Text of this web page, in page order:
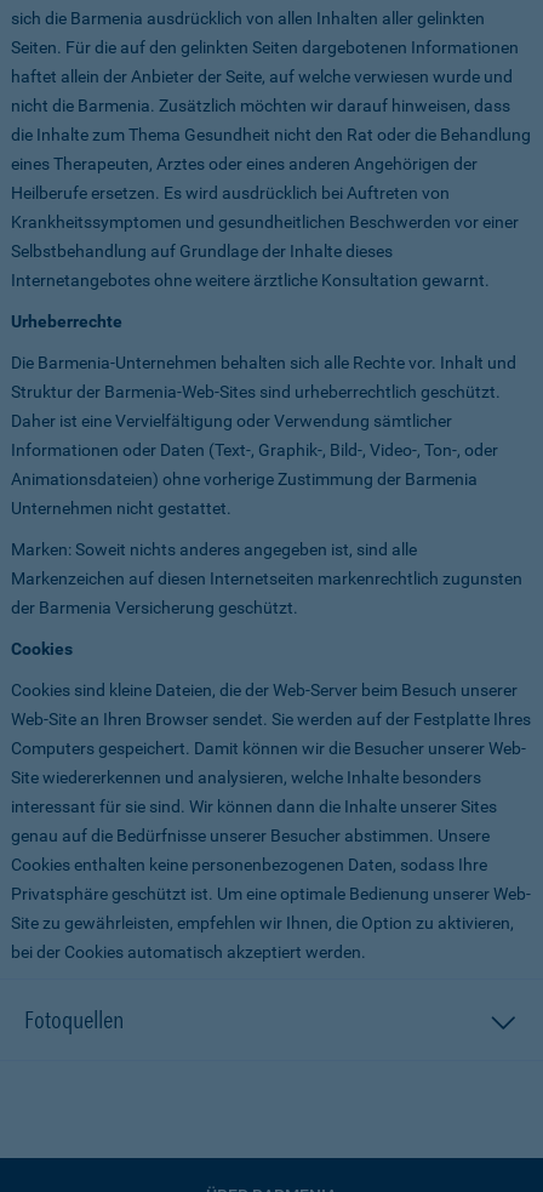
sich die Barmenia ausdrücklich von allen Inhalten aller gelinkten
Seiten. Für die auf den gelinkten Seiten dargebotenen Informationen
haftet allein der Anbieter der Seite, auf welche verwiesen wurde und
nicht die Barmenia. Zusätzlich möchten wir darauf hinweisen, dass
die Inhalte zum Thema Gesundheit nicht den Rat oder die Behandlung
eines Therapeuten, Arztes oder eines anderen Angehörigen der
Heilberufe ersetzen. Es wird ausdrücklich bei Auftreten von
Krankheitssymptomen und gesundheitlichen Beschwerden vor einer
Selbstbehandlung auf Grundlage der Inhalte dieses
Internetangebotes ohne weitere ärztliche Konsultation gewarnt.
Urheberrechte
Die Barmenia-Unternehmen behalten sich alle Rechte vor. Inhalt und
Struktur der Barmenia-Web-Sites sind urheberrechtlich geschützt.
Daher ist eine Vervielfältigung oder Verwendung sämtlicher
Informationen oder Daten (Text-, Graphik-, Bild-, Video-, Ton-, oder
Animationsdateien) ohne vorherige Zustimmung der Barmenia
Unternehmen nicht gestattet.
Marken: Soweit nichts anderes angegeben ist, sind alle
Markenzeichen auf diesen Internetseiten markenrechtlich zugunsten
der Barmenia Versicherung geschützt.
Cookies
Cookies sind kleine Dateien, die der Web-Server beim Besuch unserer
Web-Site an Ihren Browser sendet. Sie werden auf der Festplatte Ihres
Computers gespeichert. Damit können wir die Besucher unserer Web-
Site wiedererkennen und analysieren, welche Inhalte besonders
interessant für sie sind. Wir können dann die Inhalte unserer Sites
genau auf die Bedürfnisse unserer Besucher abstimmen. Unsere
Cookies enthalten keine personenbezogenen Daten, sodass Ihre
Privatsphäre geschützt ist. Um eine optimale Bedienung unserer Web-
Site zu gewährleisten, empfehlen wir Ihnen, die Option zu aktivieren,
bei der Cookies automatisch akzeptiert werden.
Fotoquellen